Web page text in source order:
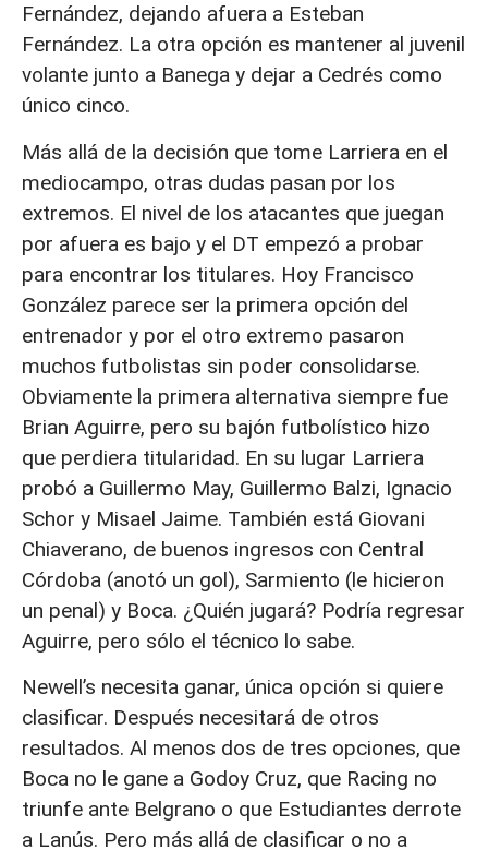
Fernández, dejando afuera a Esteban
Fernández. La otra opción es mantener al juvenil
volante junto a Banega y dejar a Cedrés como
único cinco.
Más allá de la decisión que tome Larriera en el
mediocampo, otras dudas pasan por los
extremos. El nivel de los atacantes que juegan
por afuera es bajo y el DT empezó a probar
para encontrar los titulares. Hoy Francisco
González parece ser la primera opción del
entrenador y por el otro extremo pasaron
muchos futbolistas sin poder consolidarse.
Obviamente la primera alternativa siempre fue
Brian Aguirre, pero su bajón futbolístico hizo
que perdiera titularidad. En su lugar Larriera
probó a Guillermo May, Guillermo Balzi, Ignacio
Schor y Misael Jaime. También está Giovani
Chiaverano, de buenos ingresos con Central
Córdoba (anotó un gol), Sarmiento (le hicieron
un penal) y Boca. ¿Quién jugará? Podría regresar
Aguirre, pero sólo el técnico lo sabe.
Newell’s necesita ganar, única opción si quiere
clasificar. Después necesitará de otros
resultados. Al menos dos de tres opciones, que
Boca no le gane a Godoy Cruz, que Racing no
triunfe ante Belgrano o que Estudiantes derrote
a Lanús. Pero más allá de clasificar o no a